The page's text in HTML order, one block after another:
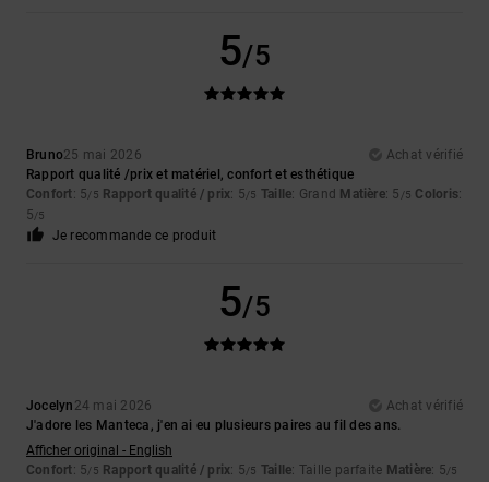
5/5
Bruno25 mai 2026
Achat vérifié
Rapport qualité /prix et matériel, confort et esthétique
Confort: 5/5 Rapport qualité / prix: 5/5 Taille: Grand Matière: 5 /5 Coloris:
5/5
Je recommande ce produit
5/5
Jocelyn 24 mai 2026
Achat vérifié
J'adore les Manteca, j'en ai eu plusieurs paires au fil des ans.
Afficher original - English
Confort: 5/5 Rapport qualité / prix: 5/5 Taille: Taille parfaite Matière: 5/5